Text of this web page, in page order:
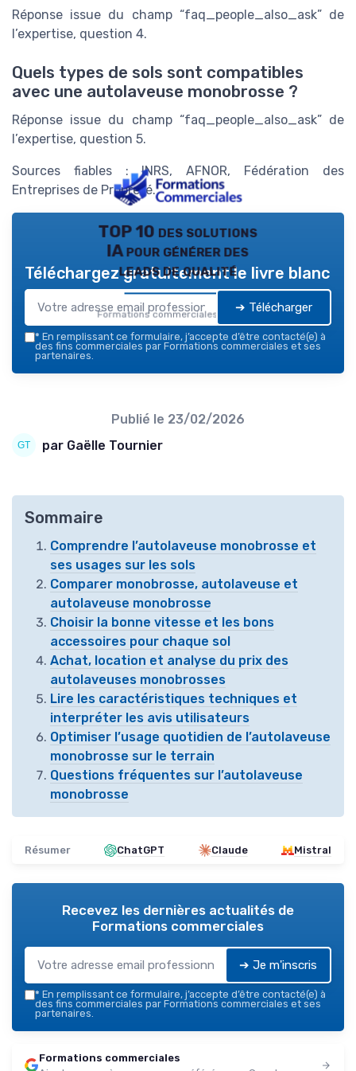
Réponse issue du champ “faq_people_also_ask” de
l’expertise, question 4.
Quels types de sols sont compatibles
avec une autolaveuse monobrosse ?
Réponse issue du champ “faq_people_also_ask” de
l’expertise, question 5.
Sources fiables : INRS, AFNOR, Fédération des
Entreprises de Propreté.
TOP 10 des solutions
IA pour générer des
leads de qualité
Formations commerciales — 2026
Téléchargez gratuitement le livre blanc
➔ Télécharger
* En remplissant ce formulaire, j’accepte d’être contacté(e) à
des fins commerciales par Formations commerciales et ses
partenaires.
Publié le 23/02/2026
par Gaëlle Tournier
Sommaire
Comprendre l’autolaveuse monobrosse et
ses usages sur les sols
Comparer monobrosse, autolaveuse et
autolaveuse monobrosse
Choisir la bonne vitesse et les bons
accessoires pour chaque sol
Achat, location et analyse du prix des
autolaveuses monobrosses
Lire les caractéristiques techniques et
interpréter les avis utilisateurs
Optimiser l’usage quotidien de l’autolaveuse
monobrosse sur le terrain
Questions fréquentes sur l’autolaveuse
monobrosse
Résumer ChatGPT Claude Mistral
Recevez les dernières actualités de
Formations commerciales
➔ Je m'inscris
* En remplissant ce formulaire, j’accepte d’être contacté(e) à
des fins commerciales par Formations commerciales et ses
partenaires.
Formations commerciales